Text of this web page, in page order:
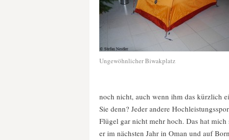
Ungewöhnlicher Biwakplatz
noch nicht, auch wenn ihm das kürzlich
Sie denn? Jeder andere
Flügel gar nicht mehr hoch. Das hat
er im nächsten Jahr in Oman und auf